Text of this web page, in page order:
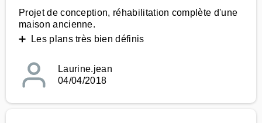
Projet de conception, réhabilitation complète d'une
maison ancienne.
➕ Les plans très bien définis
Laurine.jean
04/04/2018